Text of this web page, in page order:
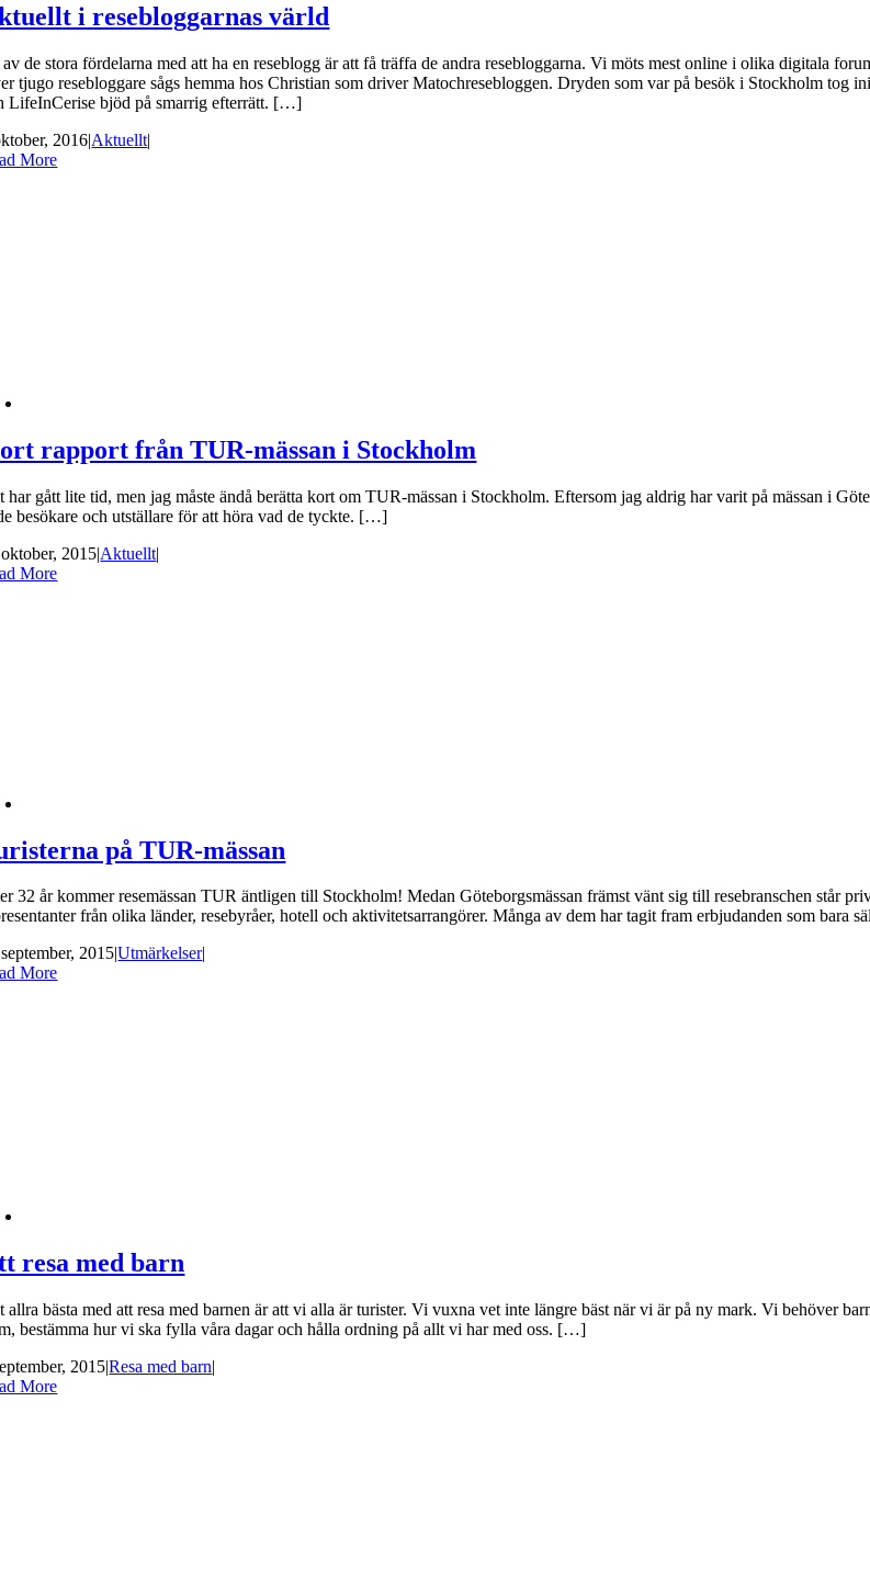
i resebloggarnas värld
de stora fördelarna med att ha en reseblogg är att få träffa de andra resebloggarna. Vi möts mest online i olika digitala
tjugo resebloggare sågs hemma hos Christian som driver Matochresebloggen. Dryden som var på besök i Stockholm tog
LifeInCerise bjöd på smarrig efterrätt. […]
2016|Aktuellt|
More
rapport från TUR-mässan i Stockholm
har gått lite tid, men jag måste ändå berätta kort om TUR-mässan i Stockholm. Eftersom jag aldrig har varit på mässan i
besökare och utställare för att höra vad de tyckte. […]
2015|Aktuellt|
More
på TUR-mässan
32 år kommer resemässan TUR äntligen till Stockholm! Medan Göteborgsmässan främst vänt sig till resebranschen står
från olika länder, resebyråer, hotell och aktivitetsarrangörer. Många av dem har tagit fram erbjudanden som bara
2015|Utmärkelser|
More
resa med barn
allra bästa med att resa med barnen är att vi alla är turister. Vi vuxna vet inte längre bäst när vi är på ny mark. Vi behöver
bestämma hur vi ska fylla våra dagar och hålla ordning på allt vi har med oss. […]
2015|Resa med barn|
More